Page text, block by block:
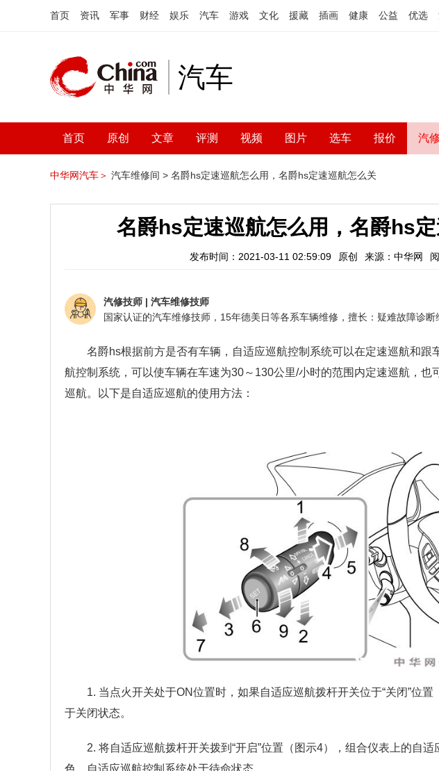
首页 资讯 军事 财经 娱乐 汽车 游戏 文化 援藏 插画 健康 公益 优选
汽车
首页 原创 文章 评测 视频 图片 选车 报价 汽
中华网汽车＞ 汽车维修间 > 名爵hs定速巡航怎么用，名爵hs定速巡航怎么关
名爵hs定速巡航怎么用，名爵hs
发布时间：2021-03-11 02:59:09 原创 来源：中华网
汽修技师 | 汽车维修技师
名爵hs根据前方是否有车辆，自适应巡航控制系统可以在定速巡航和跟
航控制系统，可以使车辆在车速为30～130公里/小时的范围内定速巡航，也
巡航。
以下是自适应巡航的使用方法：
1. 当点火开关处于ON位置时，如果自适应巡航拨杆开关位于“关闭”位
于关闭状态。
2. 将自适应巡航拨杆开关拨到“开启”位置（图示4），组合仪表上的自